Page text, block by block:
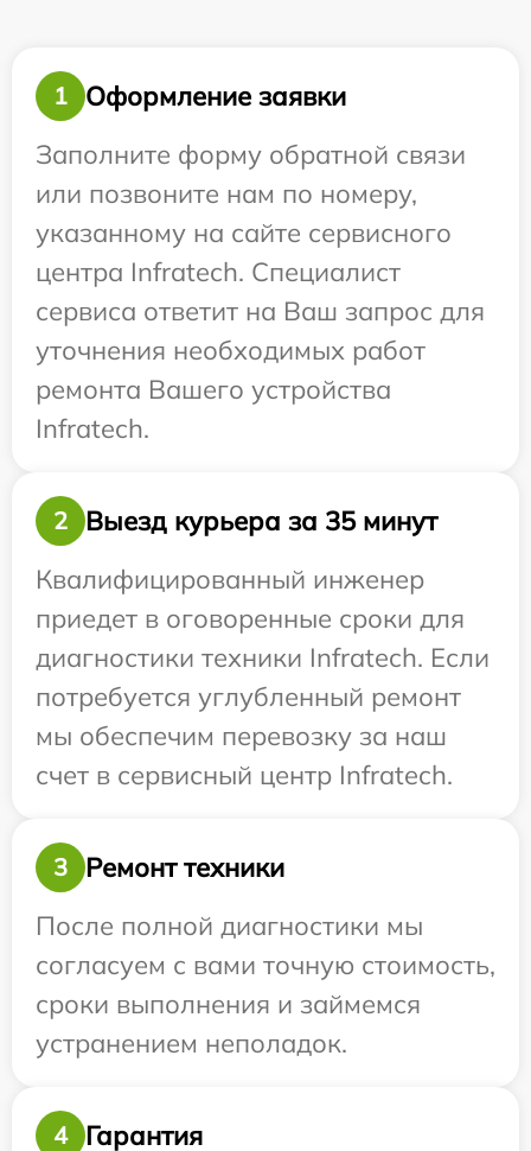
1
Оформление заявки
Заполните форму обратной связи
или позвоните нам по номеру,
указанному на сайте сервисного
центра Infratech. Специалист
сервиса ответит на Ваш запрос для
уточнения необходимых работ
ремонта Вашего устройства
Infratech.
2
Выезд курьера за 35 минут
Квалифицированный инженер
приедет в оговоренные сроки для
диагностики техники Infratech. Если
потребуется углубленный ремонт
мы обеспечим перевозку за наш
счет в сервисный центр Infratech.
3
Ремонт техники
После полной диагностики мы
согласуем с вами точную стоимость,
сроки выполнения и займемся
устранением неполадок.
4 Гарантия